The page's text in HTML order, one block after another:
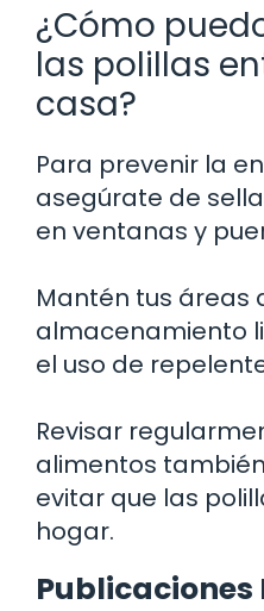
¿Cómo
las polillas
casa?
Para prevenir la
asegúrate de
en ventanas y
Mantén tus áreas
almacenamiento
el uso de
Revisar
alimentos
evitar que las
hogar.